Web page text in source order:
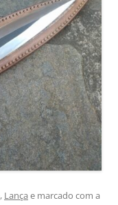
, Lança e marcado com a